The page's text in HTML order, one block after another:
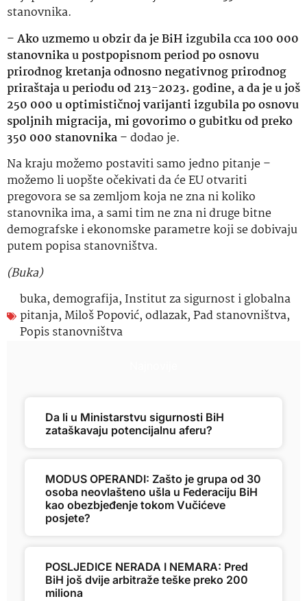
stanovnika.
–Ako uzmemo u obzir da je BiH izgubila cca 100 000
stanovnika u postpopisnom period po osnovu
prirodnog kretanja odnosno negativnog prirodnog
priraštaja u periodu od 213-2023. godine, a da je u još
250 000 u optimističnoj varijanti izgubila po osnovu
spoljnih migracija, mi govorimo o gubitku od preko
350 000 stanovnika– dodao je.
Na kraju možemo postaviti samo jedno pitanje –
možemo li uopšte očekivati da će EU otvariti
pregovora se sa zemljom koja ne zna ni koliko
stanovnika ima, a sami tim ne zna ni druge bitne
demografske i ekonomske parametre koji se dobivaju
putem popisa stanovništva.
(Buka)
buka,demografija, Institut za sigurnost i globalna
pitanja,Miloš Popović,odlazak,Pad stanovništva,
Popis stanovništva
Da li u Ministarstvu sigurnosti BiH
zataškavaju potencijalnu aferu?
MODUS OPERANDI: Zašto je grupa od 30
osoba neovlašteno ušla u Federaciju BiH
kao obezbjeđenje tokom Vučićeve
posjete?
POSLJEDICE NERADA I NEMARA: Pred
BiH još dvije arbitraže teške preko 200
miliona